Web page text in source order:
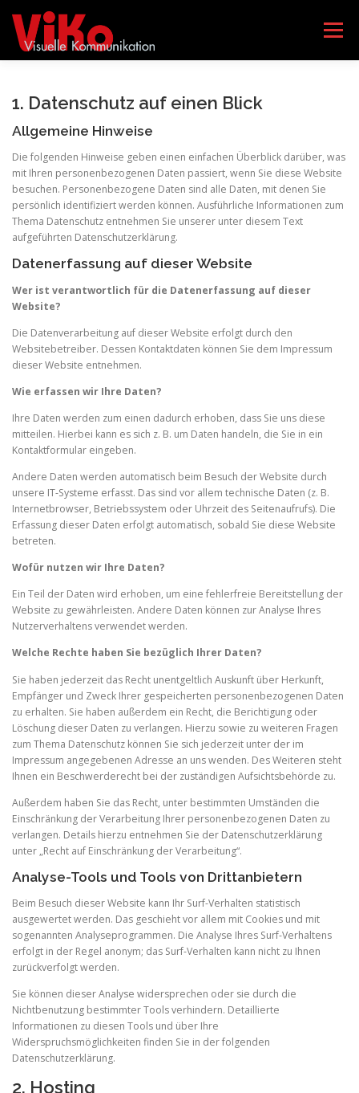
Inhalt
springen
Menü
GEBÄRDENSPRACHKURSE KONTAKT
DATENSCHUTZERKLÄRUNG IMPRESSUM
1. Datenschutz auf einen Blick
Allgemeine Hinweise
Die folgenden Hinweise geben einen einfachen Überblick darüber, was
mit Ihren personenbezogenen Daten passiert, wenn Sie diese Website
besuchen. Personenbezogene Daten sind alle Daten, mit denen Sie
persönlich identifiziert werden können. Ausführliche Informationen zum
Thema Datenschutz entnehmen Sie unserer unter diesem Text
aufgeführten Datenschutzerklärung.
Datenerfassung auf dieser Website
Wer ist verantwortlich für die Datenerfassung auf dieser
Website?
Die Datenverarbeitung auf dieser Website erfolgt durch den
Websitebetreiber. Dessen Kontaktdaten können Sie dem Impressum
dieser Website entnehmen.
Wie erfassen wir Ihre Daten?
Ihre Daten werden zum einen dadurch erhoben, dass Sie uns diese
mitteilen. Hierbei kann es sich z. B. um Daten handeln, die Sie in ein
Kontaktformular eingeben.
Andere Daten werden automatisch beim Besuch der Website durch
unsere IT-Systeme erfasst. Das sind vor allem technische Daten (z. B.
Internetbrowser, Betriebssystem oder Uhrzeit des Seitenaufrufs). Die
Erfassung dieser Daten erfolgt automatisch, sobald Sie diese Website
betreten.
Wofür nutzen wir Ihre Daten?
Ein Teil der Daten wird erhoben, um eine fehlerfreie Bereitstellung der
Website zu gewährleisten. Andere Daten können zur Analyse Ihres
Nutzerverhaltens verwendet werden.
Welche Rechte haben Sie bezüglich Ihrer Daten?
Sie haben jederzeit das Recht unentgeltlich Auskunft über Herkunft,
Empfänger und Zweck Ihrer gespeicherten personenbezogenen Daten
zu erhalten. Sie haben außerdem ein Recht, die Berichtigung oder
Löschung dieser Daten zu verlangen. Hierzu sowie zu weiteren Fragen
zum Thema Datenschutz können Sie sich jederzeit unter der im
Impressum angegebenen Adresse an uns wenden. Des Weiteren steht
Ihnen ein Beschwerderecht bei der zuständigen Aufsichtsbehörde zu.
Außerdem haben Sie das Recht, unter bestimmten Umständen die
Einschränkung der Verarbeitung Ihrer personenbezogenen Daten zu
verlangen. Details hierzu entnehmen Sie der Datenschutzerklärung
unter „Recht auf Einschränkung der Verarbeitung“.
Analyse-Tools und Tools von Drittanbietern
Beim Besuch dieser Website kann Ihr Surf-Verhalten statistisch
ausgewertet werden. Das geschieht vor allem mit Cookies und mit
sogenannten Analyseprogrammen. Die Analyse Ihres Surf-Verhaltens
erfolgt in der Regel anonym; das Surf-Verhalten kann nicht zu Ihnen
zurückverfolgt werden.
Sie können dieser Analyse widersprechen oder sie durch die
Nichtbenutzung bestimmter Tools verhindern. Detaillierte
Informationen zu diesen Tools und über Ihre
Widerspruchsmöglichkeiten finden Sie in der folgenden
Datenschutzerklärung.
2. Hosting